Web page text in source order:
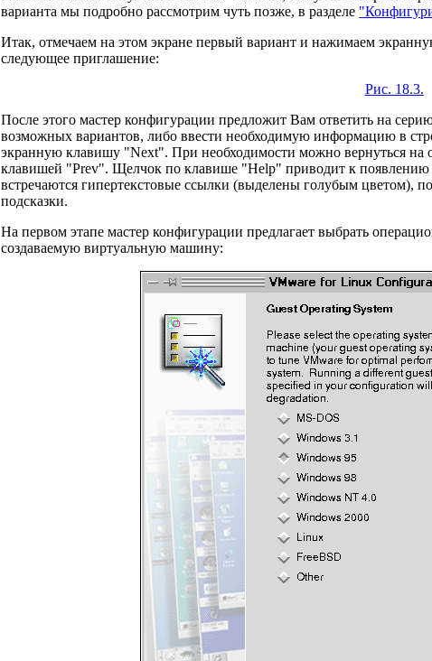
варианта мы подробно рассмотрим чуть позже, в разделе
Итак, отмечаем на этом экране первый вариант и нажимаем
следующее приглашение:
Рис. 18.3.
После этого мастер конфигурации предложит Вам ответить на
возможных вариантов, либо ввести необходимую информацию в
экранную клавишу "Next". При необходимости можно вернуться на
клавишей "Prev". Щелчок по клавише "Help" приводит к появлению
встречаются гипертекстовые ссылки (выделены голубым цветом),
подсказки.
На первом этапе мастер конфигурации предлагает выбрать
создаваемую виртуальную машину: